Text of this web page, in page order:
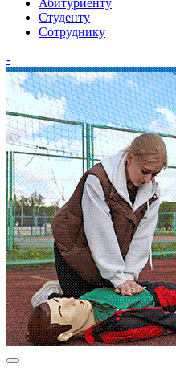
Абитуриенту
Студенту
Сотруднику
-